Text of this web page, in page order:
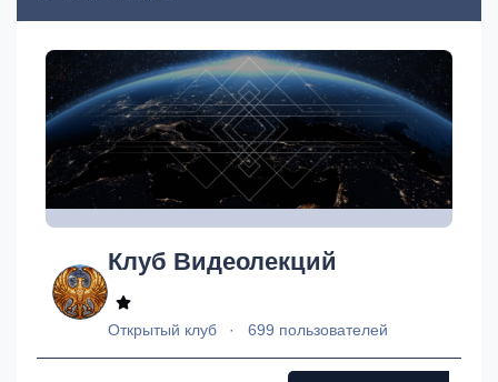
Клуб Видеолекций
Открытый клуб 699 пользователей